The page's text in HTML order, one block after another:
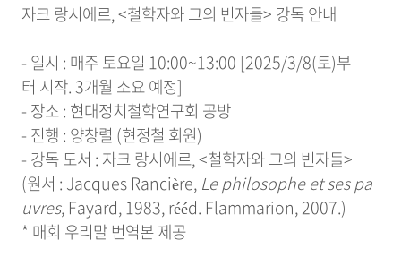
자크 랑시에르, <철학자와 그의 빈자들> 강독 안내
- 일시 : 매주 토요일 10:00~13:00 [2025/3/8(토)부
터 시작. 3개월 소요 예정]
- 장소 : 현대정치철학연구회 공방
- 진행 : 양창렬 (현정철 회원)
- 강독 도서 : 자크 랑시에르, <철학자와 그의 빈자들>
(원서 : Jacques Rancière, Le philosophe et ses pa
uvres, Fayard, 1983, rééd. Flammarion, 2007.)
* 매회 우리말 번역본 제공